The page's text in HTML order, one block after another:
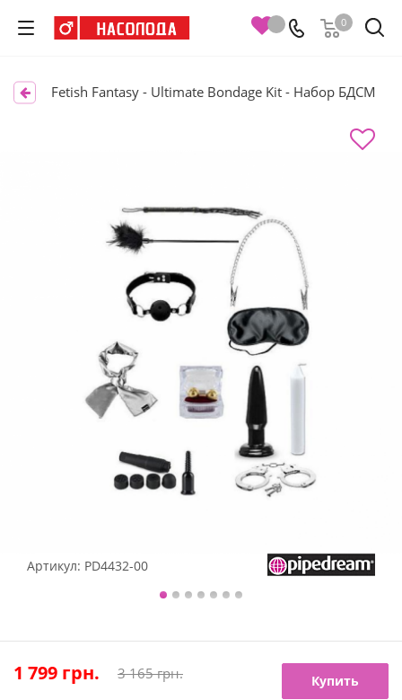
0
Fetish Fantasy - Ultimate Bondage Kit - Набор БДСМ
Артикул: PD4432-00
1 799 грн. 3 165грн. Купить